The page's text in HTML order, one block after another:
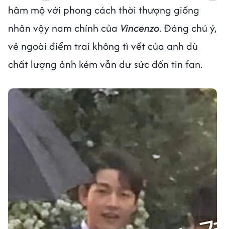
hâm mộ với phong cách thời thượng giống
nhân vậy nam chính của Vincenzo. Đáng chú ý,
vẻ ngoài điểm trai không tì vết của anh dù
chất lượng ảnh kém vẫn dư sức đốn tin fan.